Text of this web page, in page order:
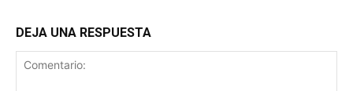
DEJA UNA RESPUESTA